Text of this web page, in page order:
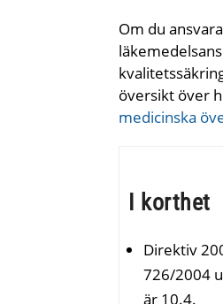
Om du
översikt över
medicinska
I korthet
Direktiv
726/2004
är 10.4.